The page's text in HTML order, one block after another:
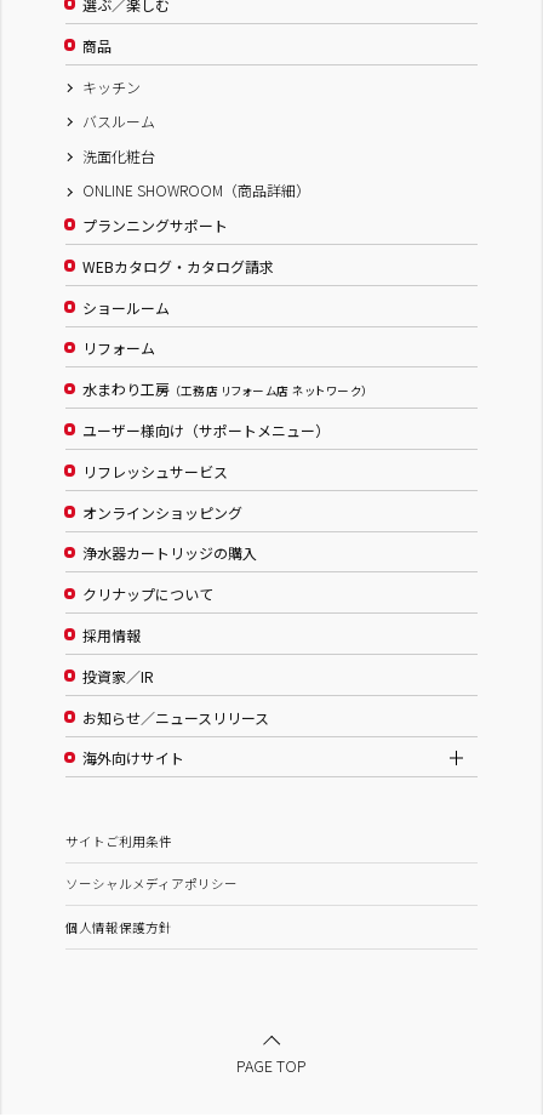
選ぶ／楽しむ
商品
キッチン
バスルーム
洗面化粧台
ONLINE SHOWROOM（商品詳細）
プランニングサポート
WEBカタログ・カタログ請求
ショールーム
リフォーム
水まわり工房 （工務店 リフォーム店 ネットワーク）
ユーザー様向け（サポートメニュー）
リフレッシュサービス
オンラインショッピング
浄水器カートリッジの購入
クリナップについて
採用情報
投資家／IR
お知らせ／ニュースリリース
海外向けサイト
サイトご利用条件
ソーシャルメディアポリシー
個人情報保護方針
PAGE TOP